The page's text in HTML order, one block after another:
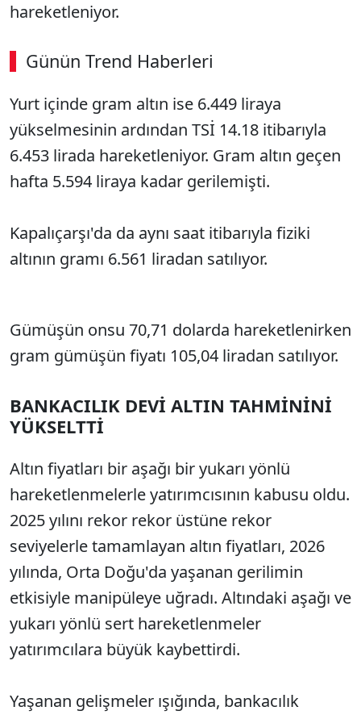
hareketleniyor.
Günün Trend Haberleri
00:03 / 09:15
Yurt içinde gram altın ise 6.449 liraya
yükselmesinin ardından TSİ 14.18 itibarıyla
6.453 lirada hareketleniyor. Gram altın geçen
hafta 5.594 liraya kadar gerilemişti.
Kapalıçarşı'da da aynı saat itibarıyla fiziki
altının gramı 6.561 liradan satılıyor.
Gümüşün onsu 70,71 dolarda hareketlenirken
gram gümüşün fiyatı 105,04 liradan satılıyor.
BANKACILIK DEVİ ALTIN TAHMİNİNİ
YÜKSELTTİ
Altın fiyatları bir aşağı bir yukarı yönlü
hareketlenmelerle yatırımcısının kabusu oldu.
2025 yılını rekor rekor üstüne rekor
seviyelerle tamamlayan altın fiyatları, 2026
yılında, Orta Doğu'da yaşanan gerilimin
etkisiyle manipüleye uğradı. Altındaki aşağı ve
yukarı yönlü sert hareketlenmeler
yatırımcılara büyük kaybettirdi.
Yaşanan gelişmeler ışığında, bankacılık